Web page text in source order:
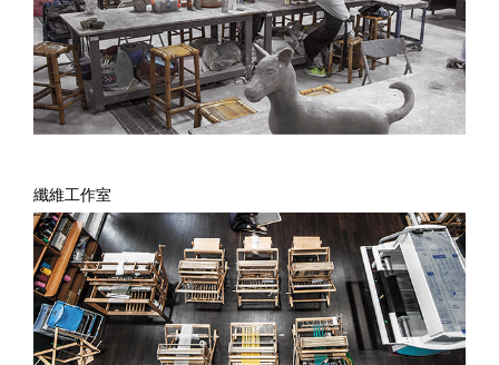
纖維工作室